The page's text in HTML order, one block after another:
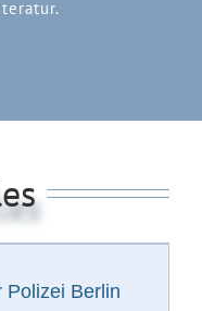
Polizei Berlin